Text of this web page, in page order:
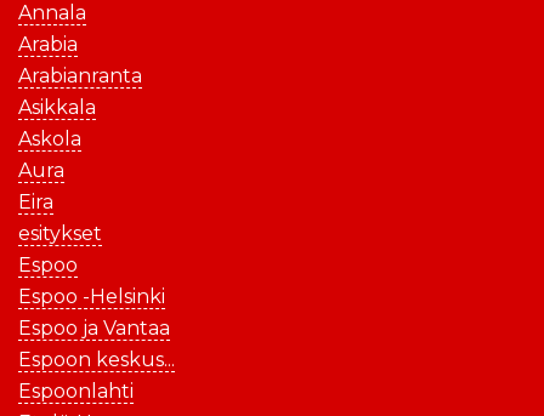
Annala
Arabia
Arabianranta
Asikkala
Askola
Aura
Eira
esitykset
Espoo
Espoo -Helsinki
Espoo ja Vantaa
Espoon keskus...
Espoonlahti